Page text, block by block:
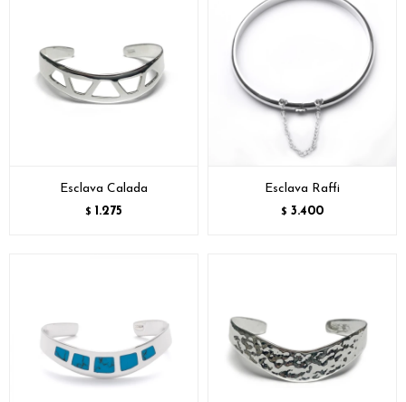
Esclava Calada
$ 1.275
Esclava Raffi
$ 3.400